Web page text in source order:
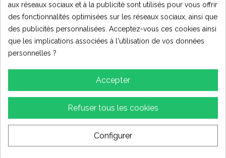
AMORTISSEUR AVANT
170mm MINI QUAD
(2)
14,00 €
Nous suivre
aux réseaux sociaux et à la publicité sont utilisés pour vous offrir
des fonctionnalités optimisées sur les réseaux sociaux, ainsi que
des publicités personnalisées. Acceptez-vous ces cookies ainsi
que les implications associées à l'utilisation de vos données
personnelles ?
Accepter
Refuser tous les cookies
Configurer